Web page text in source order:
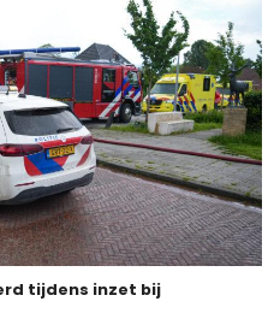
tijdens inzet bij